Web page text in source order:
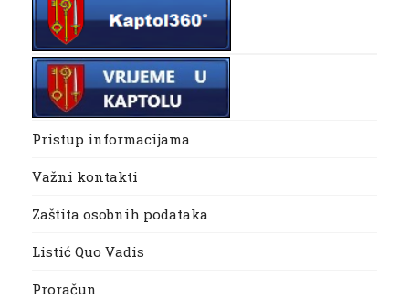
Pristup informacijama
Važni kontakti
Zaštita osobnih podataka
Listić Quo Vadis
Proračun